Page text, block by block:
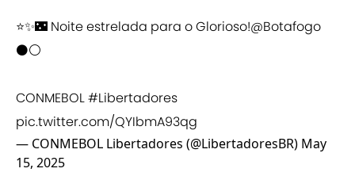
⭐️✨🌃 Noite estrelada para o Glorioso!@Botafogo
⚫️⚪️
CONMEBOL#Libertadores
pic.twitter.com/QYIbmA93qg
— CONMEBOL Libertadores (@LibertadoresBR) May
15, 2025